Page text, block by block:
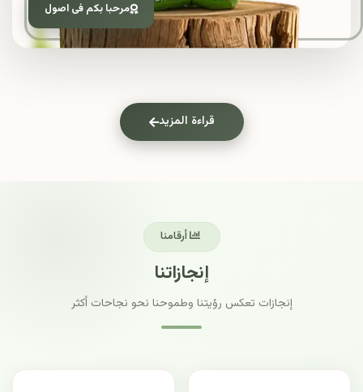
مرحبا بكم فى اصول
قراءة المزيد
أرقامنا
إنجازاتنا
إنجازات تعكس رؤيتنا وطموحنا نحو نجاحات أكثر